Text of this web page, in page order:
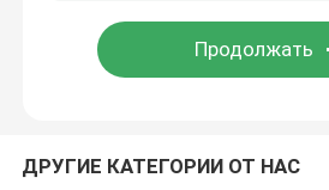
ДРУГИЕ КАТЕГОРИИ ОТ НАС